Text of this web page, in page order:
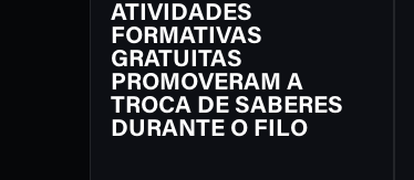
ATIVIDADES
FORMATIVAS
GRATUITAS
PROMOVERAM A
TROCA DE SABERES
DURANTE O FILO